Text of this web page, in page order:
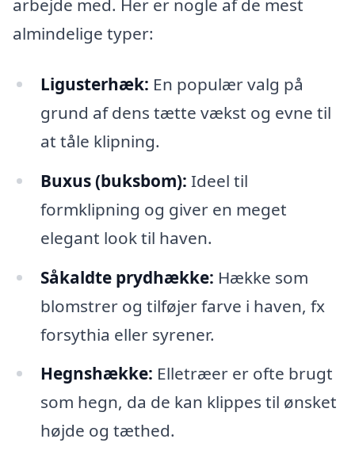
arbejde med. Her er nogle af de mest
almindelige typer:
Ligusterhæk: En populær valg på
grund af dens tætte vækst og evne til
at tåle klipning.
Buxus (buksbom): Ideel til
formklipning og giver en meget
elegant look til haven.
Såkaldte prydhække: Hække som
blomstrer og tilføjer farve i haven, fx
forsythia eller syrener.
Hegnshække: Elletræer er ofte brugt
som hegn, da de kan klippes til ønsket
højde og tæthed.